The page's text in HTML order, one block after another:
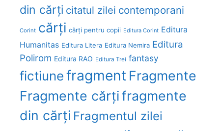
din cărți citatul zilei contemporani
Corint cărți cărți pentru copii Editura Corint Editura
Humanitas Editura Litera Editura Nemira Editura
Polirom Editura RAO Editura Trei fantasy
fictiunefragment Fragmente
Fragmente cărțifragmente
din cărți Fragmentul zilei